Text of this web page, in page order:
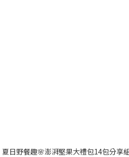
夏日野餐趣🌸澎湃堅果大禮包14包分享